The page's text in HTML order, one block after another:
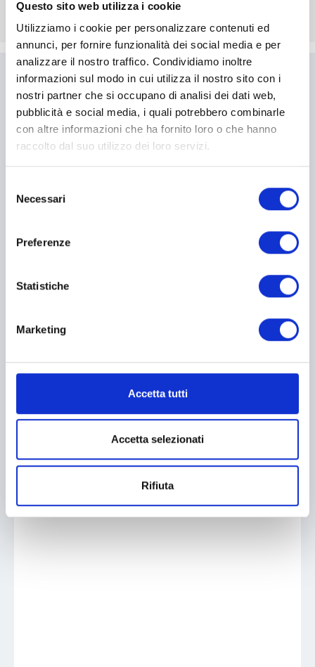
Questo sito web utilizza i cookie
Utilizziamo i cookie per personalizzare contenuti ed
annunci, per fornire funzionalità dei social media e per
analizzare il nostro traffico. Condividiamo inoltre
informazioni sul modo in cui utilizza il nostro sito con i
nostri partner che si occupano di analisi dei dati web,
pubblicità e social media, i quali potrebbero combinarle
con altre informazioni che ha fornito loro o che hanno
raccolto dal suo utilizzo dei loro servizi.
delNecessari
Preferenze
Statistiche
Marketing
Accetta tutti
Accetta selezionati
Rifiuta
Scrivici
Compila il modulo per essere
ricontattato
I campi contrassegnati con * sono obbligatori